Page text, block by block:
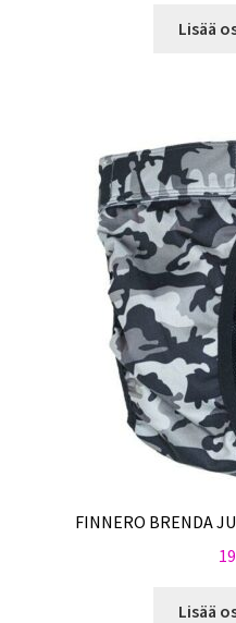
Lisää
FINNERO BRENDA
Lisää